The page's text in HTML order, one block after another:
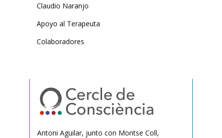
Claudio Naranjo
Apoyo al Terapeuta
Colaboradores
Antoni Aguilar, junto con Montse Coll,